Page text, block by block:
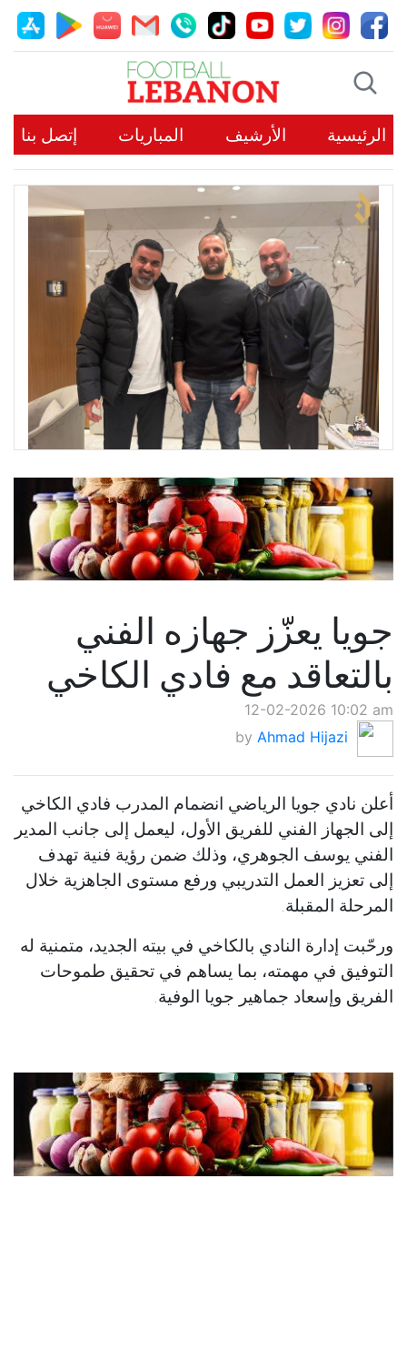
الرئيسية الأرشيف المباريات إتصل بنا
جويا يعزّز جهازه الفني
بالتعاقد مع فادي الكاخي
12-02-2026 10:02 am
by Ahmad Hijazi
أعلن نادي جويا الرياضي انضمام المدرب فادي الكاخي
إلى الجهاز الفني للفريق الأول، ليعمل إلى جانب المدير
الفني يوسف الجوهري، وذلك ضمن رؤية فنية تهدف
إلى تعزيز العمل التدريبي ورفع مستوى الجاهزية خلال
المرحلة المقبلة.
ورحّبت إدارة النادي بالكاخي في بيته الجديد، متمنية له
التوفيق في مهمته، بما يساهم في تحقيق طموحات
الفريق وإسعاد جماهير جويا الوفية.